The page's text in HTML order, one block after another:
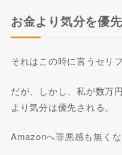
お金より気分を優
それはこの時に言うセリ
だが、しかし、私が数万
より気分は優先される。
Amazonへ罪悪感も無く